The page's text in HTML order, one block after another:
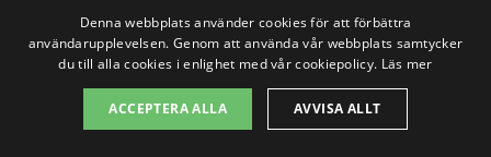
Transportkostnader:Om
glasmästaren behöver resa längre för
att nå ditt hem, kan det påverka det
totala priset som du får.
Denna webbplats använder cookies för att förbättra
användarupplevelsen. Genom att använda vår webbplats samtycker
du till alla cookies i enlighet med vår cookiepolicy. Läs mer
ACCEPTERA ALLA AVVISA ALLT